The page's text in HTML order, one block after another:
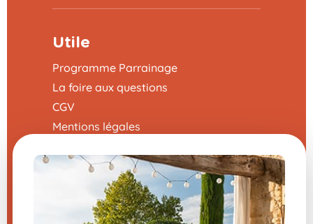
Utile
Programme Parrainage
La foire aux questions
CGV
Mentions légales
Modifier mes préférences en matière de
cookies